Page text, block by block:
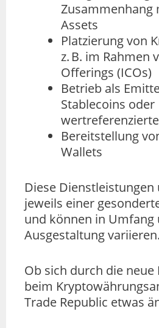
Zusammenhang
Assets
Platzierung von
z. B. im Rahmen
Offerings (ICOs)
Betrieb als
Stablecoins oder
Bereitstellung
Wallets
Diese Dienstleistungen
jeweils einer
und können in Umfang
Ausgestaltung variieren.
Ob sich durch die neue
beim
Trade Republic etwas